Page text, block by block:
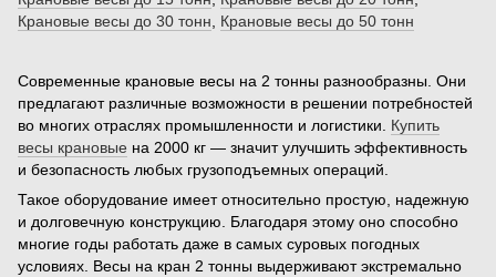
Крановые весы до 30 тонн, Крановые весы до 50 тонн
Современные крановые весы на 2 тонны разнообразны. Они
предлагают различные возможности в решении потребностей
во многих отраслях промышленности и логистики. Купить
весы крановые на 2000 кг — значит улучшить эффективность
и безопасность любых грузоподъемных операций.
Такое оборудование имеет относительно простую, надежную
и долговечную конструкцию. Благодаря этому оно способно
многие годы работать даже в самых суровых погодных
условиях. Весы на кран 2 тонны выдерживают экстремально